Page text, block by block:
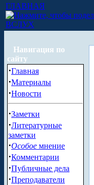
ГЛАВНАЯ
ВСЛУХ
Навигация по
сайту
·Главная
·Материалы
·Новости
·Заметки
·Литературные
заметки
·Особое мнение
·Комментарии
·Публичные дела
·Преподаватели